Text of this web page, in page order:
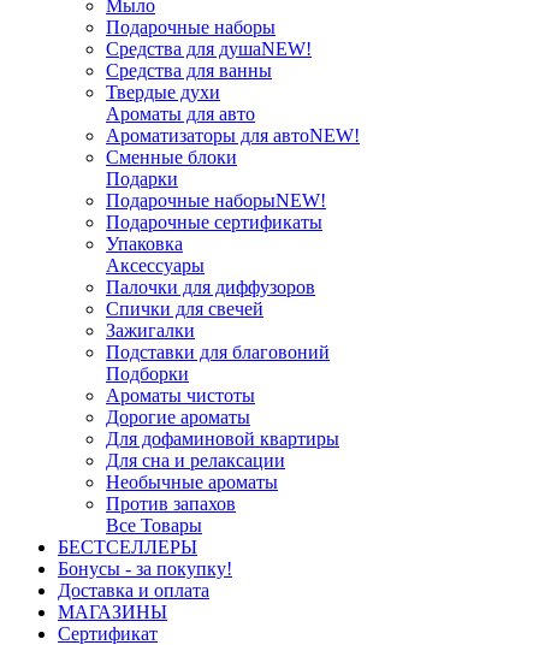
Мыло
Подарочные наборы
Средства для душаNEW!
Средства для ванны
Твердые духи
Ароматы для авто
Ароматизаторы для автоNEW!
Сменные блоки
Подарки
Подарочные наборыNEW!
Подарочные сертификаты
Упаковка
Аксессуары
Палочки для диффузоров
Спички для свечей
Зажигалки
Подставки для благовоний
Подборки
Ароматы чистоты
Дорогие ароматы
Для дофаминовой квартиры
Для сна и релаксации
Необычные ароматы
Против запахов
Все Товары
БЕСТСЕЛЛЕРЫ
Бонусы - за покупку!
Доставка и оплата
МАГАЗИНЫ
Cертификат